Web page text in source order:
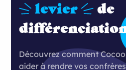
levier
de
Découvrez comment
aider à rendre vos